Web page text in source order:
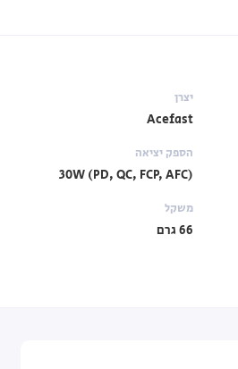
יצרן
Acefast
הספק יציאה
30W (PD, QC, FCP, AFC)
משקל
66 גרם